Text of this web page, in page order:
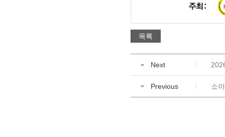
목록
Next
Previous 소